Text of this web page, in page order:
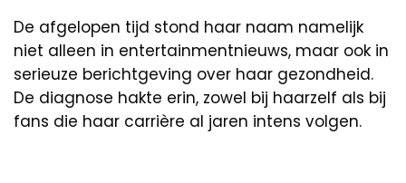
De afgelopen tijd stond haar naam namelijk
niet alleen in entertainmentnieuws, maar ook in
serieuze berichtgeving over haar gezondheid.
De diagnose hakte erin, zowel bij haarzelf als bij
fans die haar carrière al jaren intens volgen.